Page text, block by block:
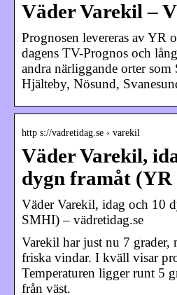
Väder Varekil –
Prognosen levereras av YR
dagens TV-Prognos och
andra närliggande orter
Hjälteby, Nösund,
http s://vadretidag.se › varekil
Väder Varekil,
dygn framåt
Väder Varekil, idag och 10
SMHI) – vädretidag.se
Varekil har just nu 7 grader,
friska vindar. I kväll visar
Temperaturen ligger runt 5
från väst.